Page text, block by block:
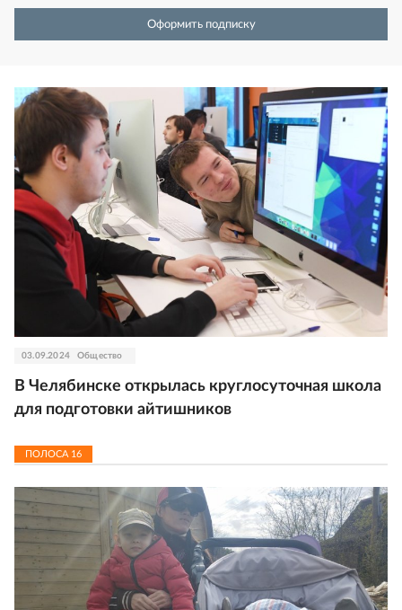
Оформить подписку
03.09.2024 Общество
В Челябинске открылась круглосуточная школа
для подготовки айтишников
ПОЛОСА 16